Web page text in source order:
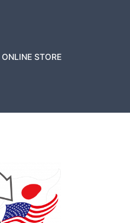
ONLINE STORE